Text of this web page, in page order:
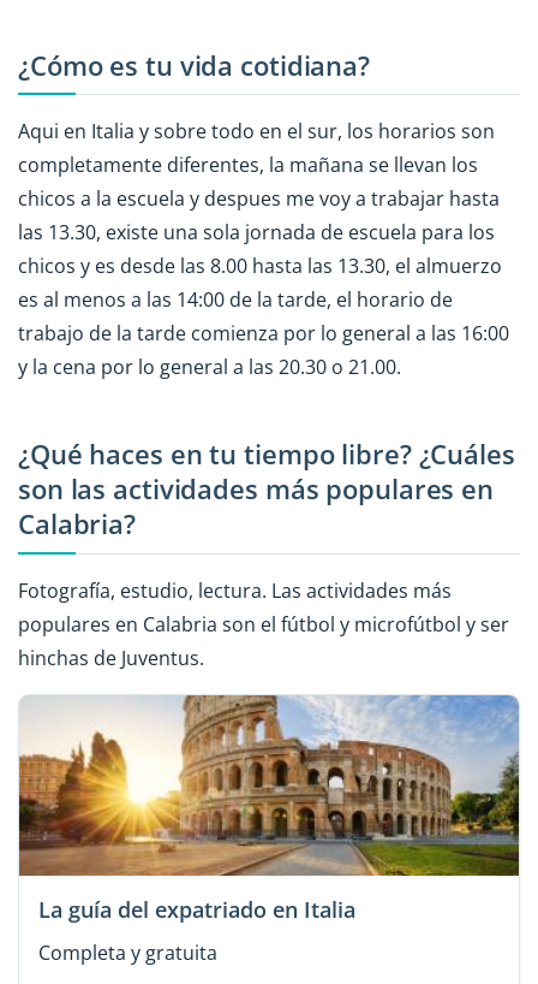
¿Cómo es tu vida cotidiana?
Aqui en Italia y sobre todo en el sur, los horarios son
completamente diferentes, la mañana se llevan los
chicos a la escuela y despues me voy a trabajar hasta
las 13.30, existe una sola jornada de escuela para los
chicos y es desde las 8.00 hasta las 13.30, el almuerzo
es al menos a las 14:00 de la tarde, el horario de
trabajo de la tarde comienza por lo general a las 16:00
y la cena por lo general a las 20.30 o 21.00.
¿Qué haces en tu tiempo libre? ¿Cuáles
son las actividades más populares en
Calabria?
Fotografía, estudio, lectura. Las actividades más
populares en Calabria son el fútbol y microfútbol y ser
hinchas de Juventus.
La guía del expatriado en Italia
Completa y gratuita